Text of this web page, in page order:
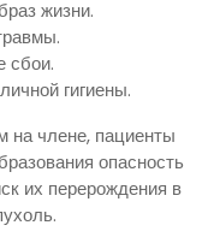
жизни.
сбои.
гигиены.
на члене, пациенты
опасность
их перерождения в